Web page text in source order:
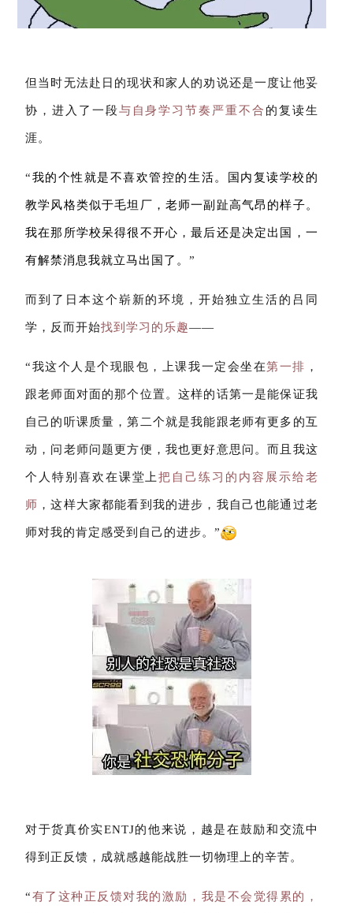
但当时无法赴日的现状和家人的劝说还是一度让他妥
协，进入了一段与自身学习节奏严重不合 的复读生
涯。
“我的个性就是不喜欢管控的生活。国内复读学校的
教学风格类似于毛坦厂，老师一副趾高气昂的样子。
我在那所学校呆得很不开心，最后还是决定出国，一
有解禁消息我就立马出国了。 ”
而到了日本这个崭新的环境，开始独立生活的吕同
学，反而开始找到学习的乐趣——
“我这个人是个现眼包，上课我一定会坐在第一排 ，
跟老师面对面的那个位置。这样的话第一是能保证我
自己的听课质量，第二个就是我能跟老师有更多的互
动，问老师问题更方便，我也更好意思问。而且我这
个人特别喜欢在课堂上把自己练习的内容展示给老
师 ，这样大家都能看到我的进步，我自己也能通过老
师对我的肯定感受到自己的进步。”
对于货真价实ENTJ的他来说，越是在鼓励和交流中
得到正反馈，成就感越能战胜一切物理上的辛苦。
“有了这种正反馈对我的激励，我是不会觉得累的，